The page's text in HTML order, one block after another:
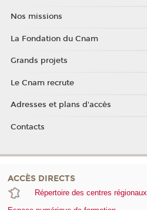
Nos missions
La Fondation du Cnam
Grands projets
Le Cnam recrute
Adresses et plans d'accès
Contacts
ACCÈS DIRECTS
Répertoire des centres régionaux